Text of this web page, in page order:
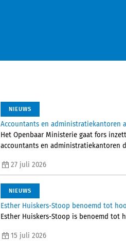
NIEUWS
Accountants en administratiekantoren
Het Openbaar Ministerie gaat fors
accountants en administratiekantoren
27 juli 2026
NIEUWS
Esther Huiskers-Stoop benoemd tot
Esther Huiskers-Stoop is benoemd tot
15 juli 2026